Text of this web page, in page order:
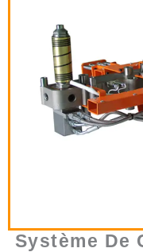
Système De